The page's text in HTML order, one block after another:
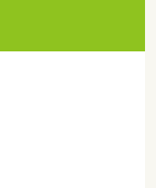
院 おでかけ